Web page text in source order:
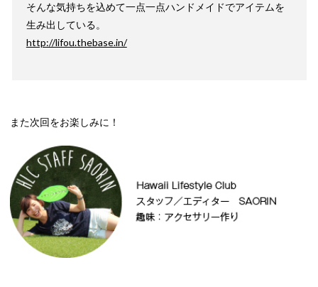
そんな気持ちを込めて一点一点ハンドメイドでアイテムを
生み出している。
http://lifou.thebase.in/
また次回をお楽しみに！